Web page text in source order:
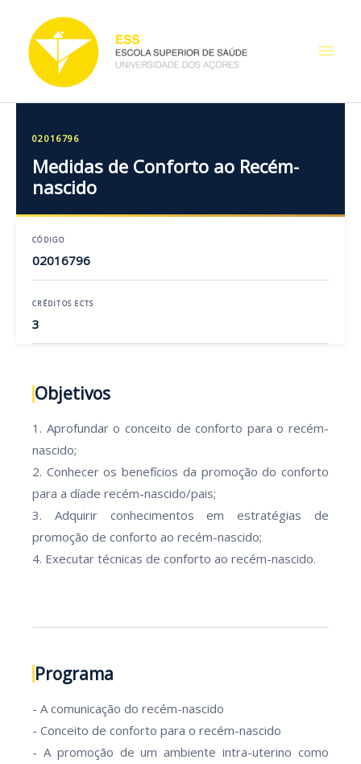
content
02016796
Medidas de Conforto ao Recém-
nascido
CÓDIGO
02016796
CRÉDITOS ECTS
3
Objetivos
1. Aprofundar o conceito de conforto para o recém-
nascido;
2. Conhecer os benefícios da promoção do conforto
para a díade recém-nascido/pais;
3. Adquirir conhecimentos em estratégias de
promoção de conforto ao recém-nascido;
4. Executar técnicas de conforto ao recém-nascido.
Programa
- A comunicação do recém-nascido
- Conceito de conforto para o recém-nascido
- A promoção de um ambiente intra-uterino como